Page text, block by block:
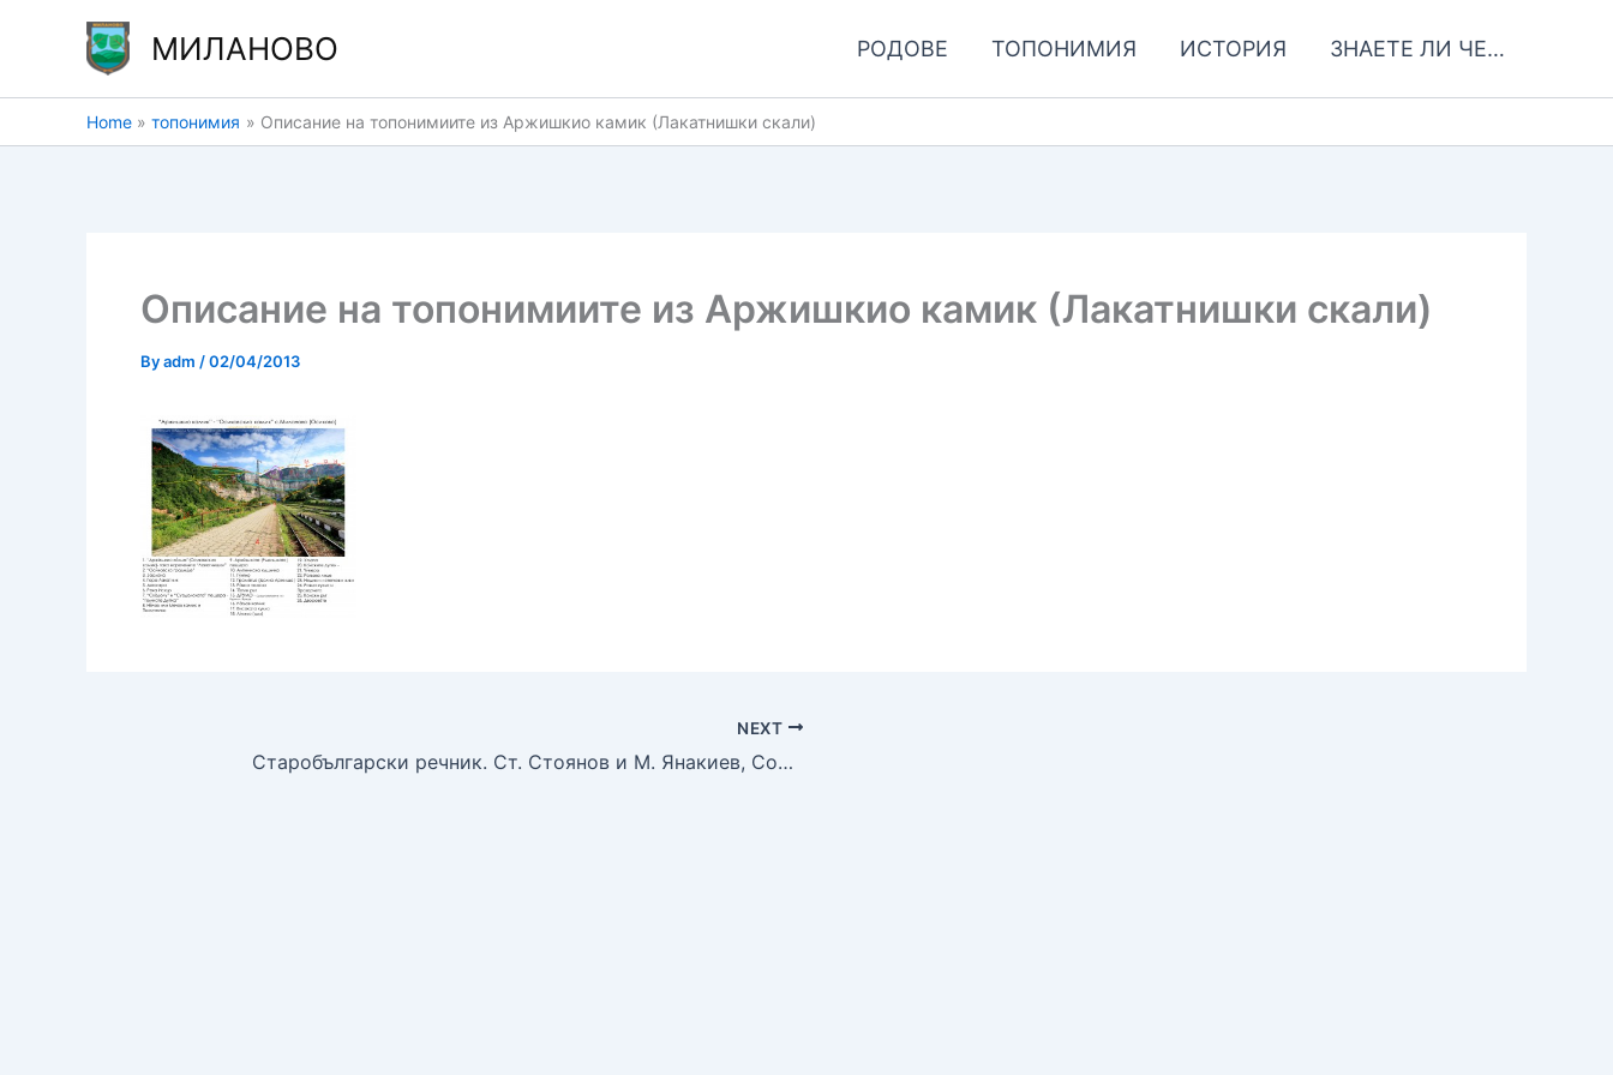
МИЛАНОВО РОДОВЕ ТОПОНИМИЯ ИСТОРИЯ ЗНАЕТЕ ЛИ ЧЕ…
Home топонимия Описание на топонимиите из Аржишкио камик (Лакатнишки скали)
Описание на топонимиите из Аржишкио камик (Лакатнишки скали)
Byadm /02/04/2013
NEXT
Старобългарски речник. Ст. Стоянов и М. Янакиев, София 1976 г.